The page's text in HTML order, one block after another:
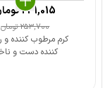
کرم مرطوب کننده
کننده دست و
253,700تومان
241,015